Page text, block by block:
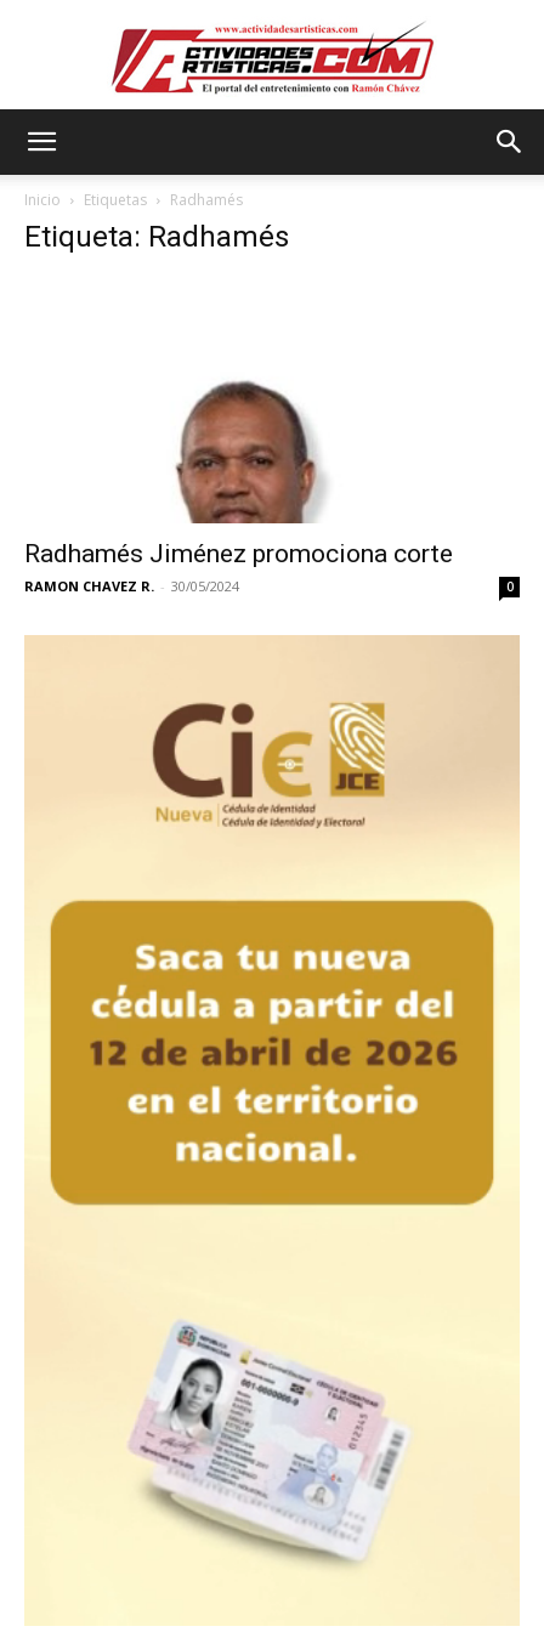
Inicio Etiquetas Radhamés
Etiqueta: Radhamés
Radhamés Jiménez promociona corte
RAMON CHAVEZ R. - 30/05/2024 0